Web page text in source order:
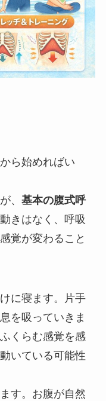
ら始めればい
、 基本の腹式呼
きはなく、呼吸
覚が変わること
に寝ます。片手
を吸っていきま
くらむ感覚を感
いている可能性
す。お腹が自然